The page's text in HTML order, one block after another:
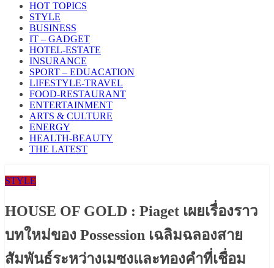
HOT TOPICS
STYLE
BUSINESS
IT – GADGET
HOTEL-ESTATE
INSURANCE
SPORT – EDUACATION
LIFESTYLE​-TRAVEL​
FOOD-RESTAURANT
ENTERTAINMENT
ARTS & CULTURE
ENERGY
HEALTH​-BEAUTY
THE LATEST
STYLE
HOUSE OF GOLD : Piaget เผยเรื่องราว
บทใหม่ของ Possession เฉลิมฉลองสาย
สัมพันธ์ระหว่างเมซงและทองคำที่เชื่อม